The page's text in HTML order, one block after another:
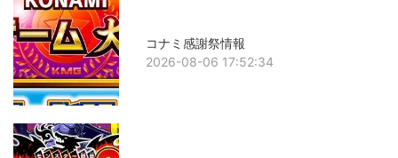
コナミ感謝祭情報
2026-08-06 17:52:34